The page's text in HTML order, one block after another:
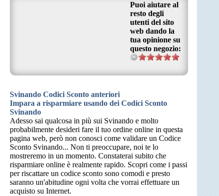
Puoi aiutare al
resto degli
utenti del sito
web dando la
tua opinione su
questo negozio:
Svinando Codici Sconto anteriori
Impara a risparmiare usando dei Codici Sconto
Svinando
Adesso sai qualcosa in più sui Svinando e molto
probabilmente desideri fare il tuo ordine online in questa
pagina web, però non conosci come validare un Codice
Sconto Svinando... Non ti preoccupare, noi te lo
mostreremo in un momento. Constaterai subito che
risparmiare online è realmente rapido. Scopri come i passi
per riscattare un codice sconto sono comodi e presto
saranno un'abitudine ogni volta che vorrai effettuare un
acquisto su Internet.